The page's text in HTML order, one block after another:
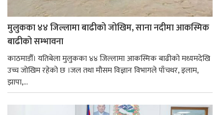
मुलुकका ४४ जिल्लामा बाढीको जोखिम, साना नदीमा आकस्मिक
बाढीको सम्भावना
काठमाडौँ। यतिबेला मुलुकका ४४ जिल्लामा आकस्मिक बाढीको मध्यमदेखि
उच्च जोखिम रहेको छ ।जल तथा मौसम विज्ञान विभागले पाँचथर, इलाम,
झापा,...